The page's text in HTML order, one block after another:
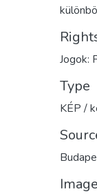
Jogok:
Type
KÉP /